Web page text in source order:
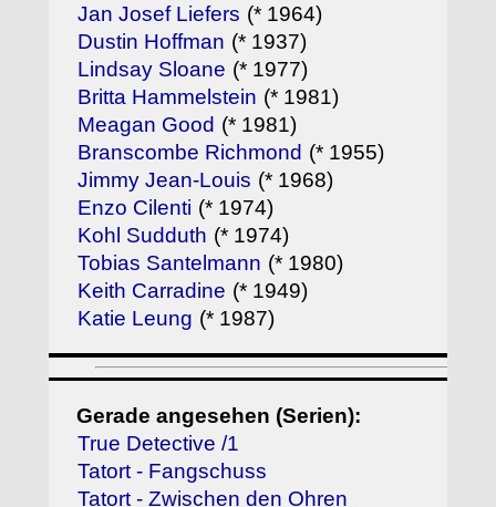
Jan Josef Liefers (* 1964)
Dustin Hoffman (* 1937)
Lindsay Sloane (* 1977)
Britta Hammelstein (* 1981)
Meagan Good (* 1981)
Branscombe Richmond (* 1955)
Jimmy Jean-Louis (* 1968)
Enzo Cilenti (* 1974)
Kohl Sudduth (* 1974)
Tobias Santelmann (* 1980)
Keith Carradine (* 1949)
Katie Leung (* 1987)
Gerade angesehen (Serien):
True Detective /1
Tatort - Fangschuss
Tatort - Zwischen den Ohren